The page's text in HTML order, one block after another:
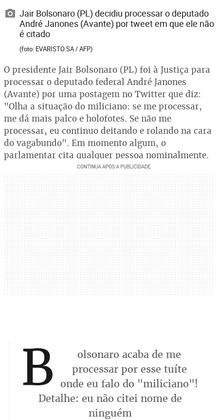
Jair Bolsonaro (PL) decidiu processar o deputado
André Janones (Avante) por tweet em que ele não
é citado
(foto: EVARISTO SA / AFP)
O presidente Jair Bolsonaro (PL) foi à Justiça para
processar o deputado federal André Janones
(Avante) por uma postagem no Twitter que diz:
"Olha a situação do miliciano: se me processar,
me dá mais palco e holofotes. Se não me
processar, eu continuo deitando e rolando na cara
do vagabundo". Em momento algum, o
parlamentar cita qualquer pessoa nominalmente.
B
olsonaro acaba de me
processar por esse tuíte
onde eu falo do "miliciano"!
Detalhe: eu não citei nome de
ninguém